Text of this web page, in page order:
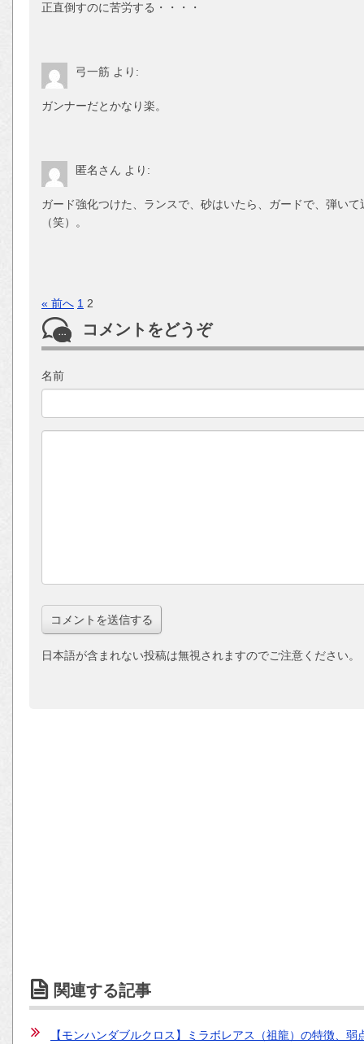
正直倒すのに苦労する・・・・
弓一筋 より:
ガンナーだとかなり楽。
匿名さん より:
ガード強化つけた、ランスで、砂はいたら、ガードで、弾い
（笑）。
« 前へ 1 2
コメントをどうぞ
名前
日本語が含まれない投稿は無視されますのでご注意ください
関連する記事
【モンハンダブルクロス】ミラボレアス（祖龍）の特徴、